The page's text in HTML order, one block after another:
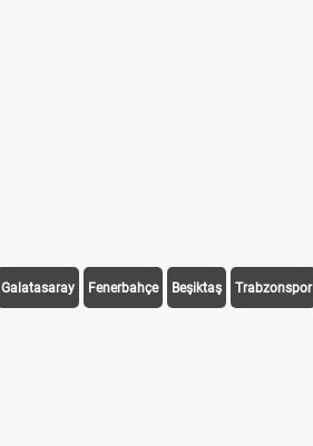
Galatasaray Fenerbahçe Beşiktaş Trabzonspor